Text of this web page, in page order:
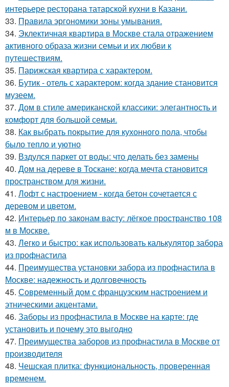
интерьере ресторана татарской кухни в Казани.
33. Правила эргономики зоны умывания.
34. Эклектичная квартира в Москве стала отражением
активного образа жизни семьи и их любви к
путешествиям.
35. Парижская квартира с характером.
36. Бутик - отель с характером: когда здание становится
музеем.
37. Дом в стиле американской классики: элегантность и
комфорт для большой семьи.
38. Как выбрать покрытие для кухонного пола, чтобы
было тепло и уютно
39. Вздулся паркет от воды: что делать без замены
40. Дом на дереве в Тоскане: когда мечта становится
пространством для жизни.
41. Лофт с настроением - когда бетон сочетается с
деревом и цветом.
42. Интерьер по законам васту: лёгкое пространство 108
м в Москве.
43. Легко и быстро: как использовать калькулятор забора
из профнастила
44. Преимущества установки забора из профнастила в
Москве: надежность и долговечность
45. Современный дом с французским настроением и
этническими акцентами.
46. Заборы из профнастила в Москве на карте: где
установить и почему это выгодно
47. Преимущества заборов из профнастила в Москве от
производителя
48. Чешская плитка: функциональность, проверенная
временем.